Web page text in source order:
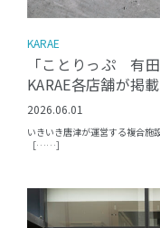
KARAE
「ことりっぷ 有
KARAE各店舗が掲載
2026.06.01
いきいき唐津が運営する複合施
［……］